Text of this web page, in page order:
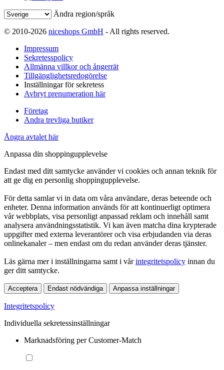
Ändra region/språk
© 2010-2026 niceshops GmbH - All rights reserved.
Impressum
Sekretesspolicy
Allmänna villkor och ångerrät
Tillgänglighetsredogörelse
Inställningar för sekretess
Avbryt prenumeration här
Företag
Andra trevliga butiker
Ångra avtalet här
Anpassa din shoppingupplevelse
Endast med ditt samtycke använder vi cookies och annan teknik för
att ge dig en personlig shoppingupplevelse.
För detta samlar vi in data om våra användare, deras beteende och
enheter. Denna information används för att kontinuerligt optimera
vår webbplats, visa personligt anpassad reklam och innehåll samt
analysera användningsstatistik. Vi kan även matcha dina krypterade
uppgifter med externa leverantörer och visa erbjudanden via deras
onlinekanaler – men endast om du redan använder deras tjänster.
Läs gärna mer i inställningarna samt i vårintegritetspolicy innan du
ger ditt samtycke.
Acceptera Endast nödvändiga Anpassa inställningar
Integritetspolicy
Individuella sekretessinställningar
Marknadsföring per Customer-Match